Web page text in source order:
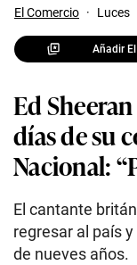
El Comercio · Luces
Añadir
Ed
días de su
Nacional:
El cantante
regresar al país
de nueves años.